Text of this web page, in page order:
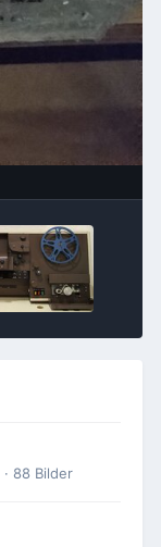
· 88 Bilder